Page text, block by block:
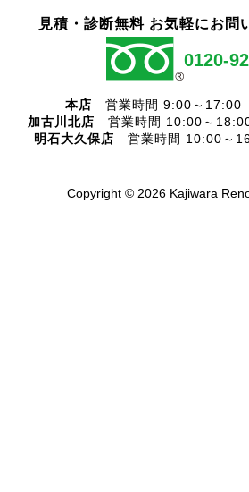
見積・診断無料 お気軽にお問
0120-
本店 営業時間 9:00～17:00
加古川北店 営業時間 10:00～18:00
明石大久保店 営業時間 10:00～
Copyright © 2026 Kajiwara